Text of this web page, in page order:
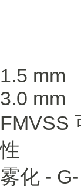
1.5 mm
3.0 mm
FMVSS
性
雾化 - G-